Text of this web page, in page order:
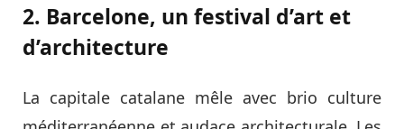
2. Barcelone, un festival d’art et
d’architecture
La capitale catalane mêle avec brio culture